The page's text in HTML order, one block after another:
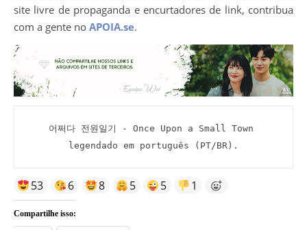
site livre de propaganda e encurtadores de link, contribua
com a gente no APOIA.se.
어쩌다 전원일기 - Once Upon a Small Town
legendado em português (PT/BR).
53 6 8 5 5 1
Compartilhe isso: